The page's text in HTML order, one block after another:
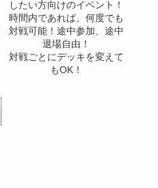
したい方向けのイベント！
時間内であれば、何度でも
対戦可能！途中参加、途中
退場自由！
対戦ごとにデッキを変えて
もOK！